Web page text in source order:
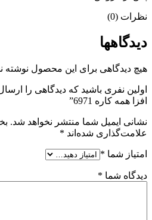
نظرات (0)
دیدگاهها
هیچ دیدگاهی برای این محصول
اولین نفری باشید که دیدگاهی را
افزا همه کاره 6971”
نشانی ایمیل شما منتشر نخواهد شد.
علامت‌گذاری شده‌اند *
امتیاز شما *
دیدگاه شما *